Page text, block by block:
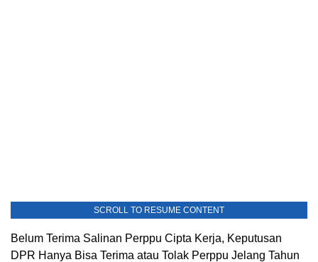
SCROLL TO RESUME CONTENT
Belum Terima Salinan Perppu Cipta Kerja, Keputusan
DPR Hanya Bisa Terima atau Tolak Perppu Jelang Tahun